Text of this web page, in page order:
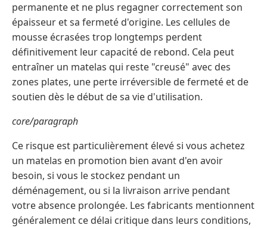
permanente et ne plus regagner correctement son
épaisseur et sa fermeté d'origine. Les cellules de
mousse écrasées trop longtemps perdent
définitivement leur capacité de rebond. Cela peut
entraîner un matelas qui reste "creusé" avec des
zones plates, une perte irréversible de fermeté et de
soutien dès le début de sa vie d'utilisation.
core/paragraph
Ce risque est particulièrement élevé si vous achetez
un matelas en promotion bien avant d'en avoir
besoin, si vous le stockez pendant un
déménagement, ou si la livraison arrive pendant
votre absence prolongée. Les fabricants mentionnent
généralement ce délai critique dans leurs conditions,